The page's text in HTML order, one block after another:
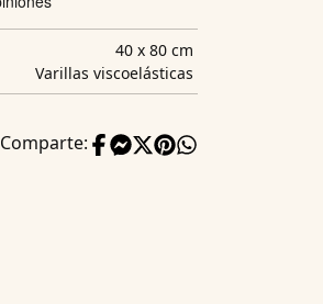
40 x 80 cm
Varillas viscoelásticas
Comparte: